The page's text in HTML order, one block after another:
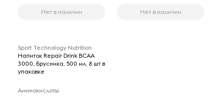
Нет в наличии Нет в наличии
Sport Technology Nutrition
Напиток Repair Drink ВСАА
3000, Брусника, 500 мл, 8 шт в
упаковке
Аминокислоты